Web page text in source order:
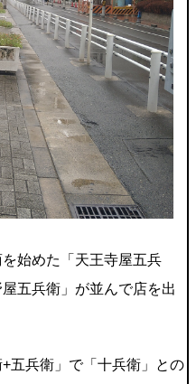
始めた「天王寺屋五兵
五兵衛」が並んで店を出
五兵衛」で「十兵衛」との